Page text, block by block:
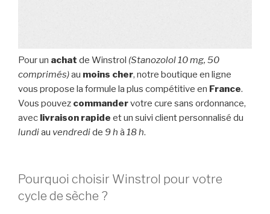
Pour un achat de Winstrol (Stanozolol 10 mg, 50
comprimés)au moins cher, notre boutique en ligne
vous propose la formule la plus compétitive en France.
Vous pouvez commandervotre cure sans ordonnance,
avec livraison rapide et un suivi client personnalisé du
lundiau vendredide 9 h à 18 h.
Pourquoi choisir Winstrol pour votre
cycle de sèche ?